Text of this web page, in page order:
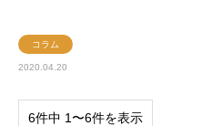
コラム
2020.04.20
6件中 1〜6件を表示